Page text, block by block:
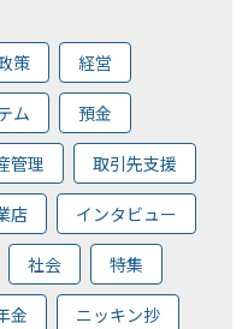
策 経営
ム 預金
管理 取引先支援
店 インタビュー
社会 特集
金 ニッキン抄